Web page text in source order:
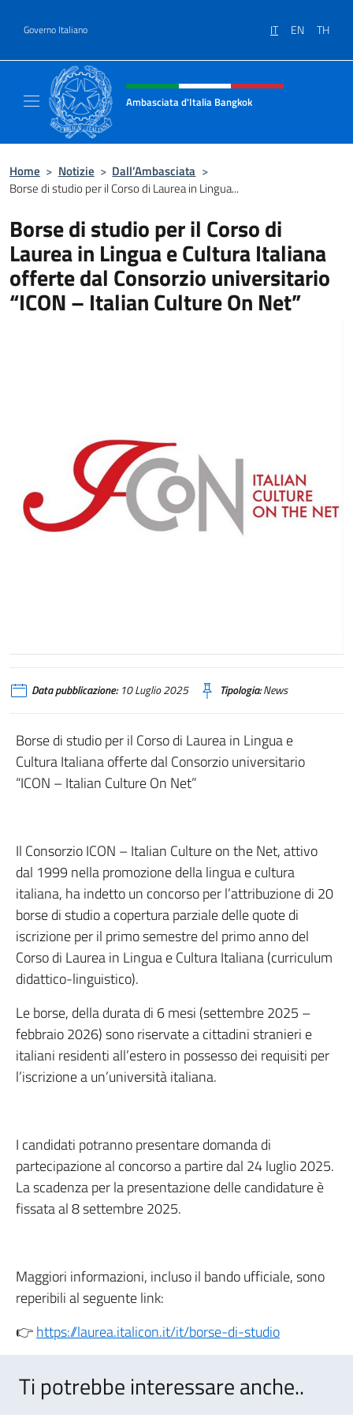
Governo Italiano IT EN TH
Intestazione sito, social e menù
Ambasciata d'Italia Bangkok
Home > Notizie > Dall’Ambasciata >
Borse di studio per il Corso di Laurea in Lingua...
Borse di studio per il Corso di
Laurea in Lingua e Cultura Italiana
offerte dal Consorzio universitario
“ICON – Italian Culture On Net”
Data pubblicazione:10 Luglio 2025 Tipologia:News
Borse di studio per il Corso di Laurea in Lingua e
Cultura Italiana offerte dal Consorzio universitario
“ICON – Italian Culture On Net”
Il Consorzio ICON – Italian Culture on the Net, attivo
dal 1999 nella promozione della lingua e cultura
italiana, ha indetto un concorso per l’attribuzione di 20
borse di studio a copertura parziale delle quote di
iscrizione per il primo semestre del primo anno del
Corso di Laurea in Lingua e Cultura Italiana (curriculum
didattico-linguistico).
Le borse, della durata di 6 mesi (settembre 2025 –
febbraio 2026) sono riservate a cittadini stranieri e
italiani residenti all’estero in possesso dei requisiti per
l’iscrizione a un’università italiana.
I candidati potranno presentare domanda di
partecipazione al concorso a partire dal 24 luglio 2025.
La scadenza per la presentazione delle candidature è
fissata al 8 settembre 2025.
Maggiori informazioni, incluso il bando ufficiale, sono
reperibili al seguente link:
👉https://laurea.italicon.it/it/borse-di-studio
Ti potrebbe interessare anche..